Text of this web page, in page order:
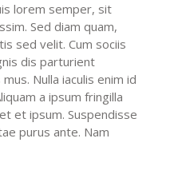
lorem semper, sit
Sed diam quam,
sed velit. Cum sociis
dis parturient
Nulla iaculis enim id
a ipsum fringilla
et ipsum. Suspendisse
purus ante. Nam